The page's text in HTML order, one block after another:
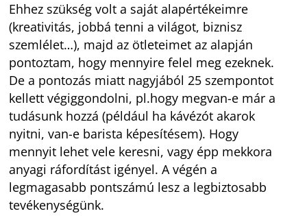
Ehhez szükség volt a saját alapértékeimre
(kreativitás, jobbá tenni a világot, biznisz
szemlélet…), majd az ötleteimet az alapján
pontoztam, hogy mennyire felel meg ezeknek.
De a pontozás miatt nagyjából 25 szempontot
kellett végiggondolni, pl.hogy megvan-e már a
tudásunk hozzá (például ha kávézót akarok
nyitni, van-e barista képesítésem). Hogy
mennyit lehet vele keresni, vagy épp mekkora
anyagi ráfordítást igényel. A végén a
legmagasabb pontszámú lesz a legbiztosabb
tevékenységünk.